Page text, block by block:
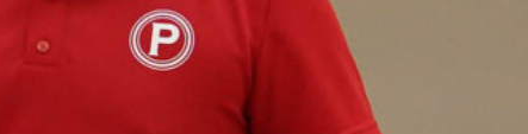
pelaajan
edestä